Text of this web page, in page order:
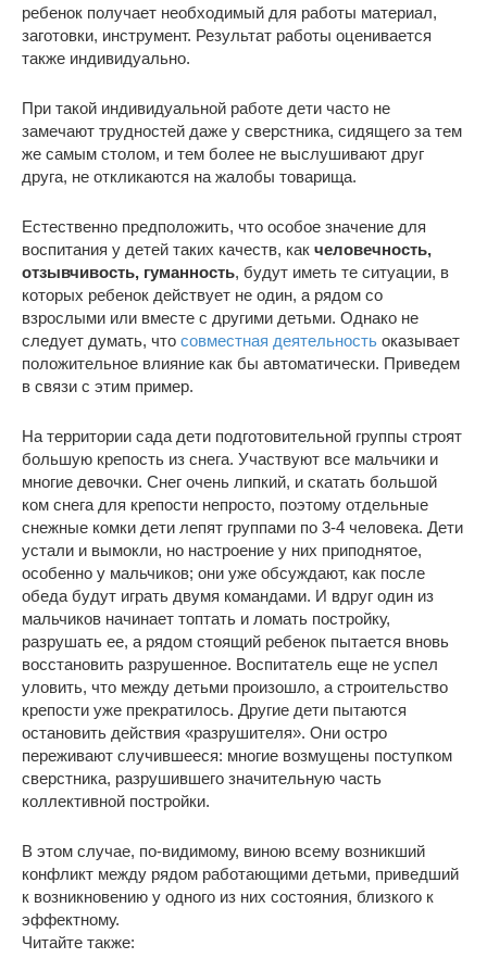
ребенок получает необходимый для работы материал,
заготовки, инструмент. Результат работы оценивается
также индивидуально.
При такой индивидуальной работе дети часто не
замечают трудностей даже у сверстника, сидящего за тем
же самым столом, и тем более не выслушивают друг
друга, не откликаются на жалобы товарища.
Естественно предположить, что особое значение для
воспитания у детей таких качеств, как человечность,
отзывчивость, гуманность, будут иметь те ситуации, в
которых ребенок действует не один, а рядом со
взрослыми или вместе с другими детьми. Однако не
следует думать, что совместная деятельность оказывает
положительное влияние как бы автоматически. Приведем
в связи с этим пример.
На территории сада дети подготовительной группы строят
большую крепость из снега. Участвуют все мальчики и
многие девочки. Снег очень липкий, и скатать большой
ком снега для крепости непросто, поэтому отдельные
снежные комки дети лепят группами по 3-4 человека. Дети
устали и вымокли, но настроение у них приподнятое,
особенно у мальчиков; они уже обсуждают, как после
обеда будут играть двумя командами. И вдруг один из
мальчиков начинает топтать и ломать постройку,
разрушать ее, а рядом стоящий ребенок пытается вновь
восстановить разрушенное. Воспитатель еще не успел
уловить, что между детьми произошло, а строительство
крепости уже прекратилось. Другие дети пытаются
остановить действия «разрушителя». Они остро
переживают случившееся: многие возмущены поступком
сверстника, разрушившего значительную часть
коллективной постройки.
В этом случае, по-видимому, виною всему возникший
конфликт между рядом работающими детьми, приведший
к возникновению у одного из них состояния, близкого к
эффектному.
Читайте также: